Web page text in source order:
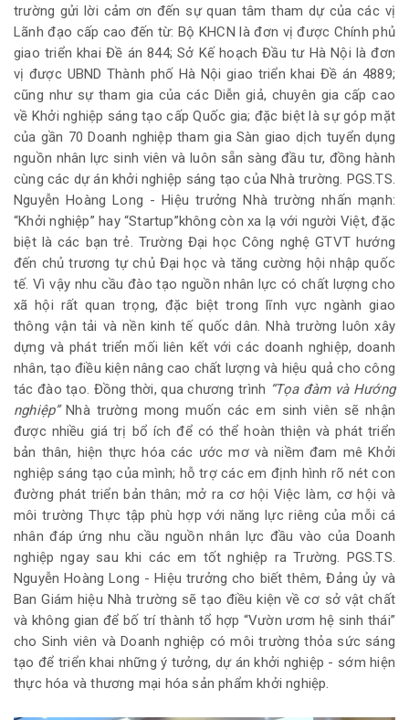
trường gửi lời cảm ơn đến sự quan tâm tham dự của các vị
Lãnh đạo cấp cao đến từ: Bộ KHCN là đơn vị được Chính phủ
giao triển khai Đề án 844; Sở Kế hoạch Đầu tư Hà Nội là đơn
vị được UBND Thành phố Hà Nội giao triển khai Đề án 4889;
cũng như sự tham gia của các Diễn giả, chuyên gia cấp cao
về Khởi nghiệp sáng tạo cấp Quốc gia; đặc biệt là sự góp mặt
của gần 70 Doanh nghiệp tham gia Sàn giao dịch tuyển dụng
nguồn nhân lực sinh viên và luôn sẵn sàng đầu tư, đồng hành
cùng các dự án khởi nghiệp sáng tạo của Nhà trường. PGS.TS.
Nguyễn Hoàng Long - Hiệu trưởng Nhà trường nhấn mạnh:
“Khởi nghiệp” hay “Startup”không còn xa lạ với người Việt, đặc
biệt là các bạn trẻ. Trường Đại học Công nghệ GTVT hướng
đến chủ trương tự chủ Đại học và tăng cường hội nhập quốc
tế. Vì vậy nhu cầu đào tạo nguồn nhân lực có chất lượng cho
xã hội rất quan trọng, đặc biệt trong lĩnh vực ngành giao
thông vận tải và nền kinh tế quốc dân. Nhà trường luôn xây
dựng và phát triển mối liên kết với các doanh nghiệp, doanh
nhân, tạo điều kiện nâng cao chất lượng và hiệu quả cho công
tác đào tạo. Đồng thời, qua chương trình “Tọa đàm và Hướng
nghiệp”Nhà trường mong muốn các em sinh viên sẽ nhận
được nhiều giá trị bổ ích để có thể hoàn thiện và phát triển
bản thân, hiện thực hóa các ước mơ và niềm đam mê Khởi
nghiệp sáng tạo của mình; hỗ trợ các em định hình rõ nét con
đường phát triển bản thân; mở ra cơ hội Việc làm, cơ hội và
môi trường Thực tập phù hợp với năng lực riêng của mỗi cá
nhân đáp ứng nhu cầu nguồn nhân lực đầu vào của Doanh
nghiệp ngay sau khi các em tốt nghiệp ra Trường. PGS.TS.
Nguyễn Hoàng Long - Hiệu trưởng cho biết thêm, Đảng ủy và
Ban Giám hiệu Nhà trường sẽ tạo điều kiện về cơ sở vật chất
và không gian để bố trí thành tổ hợp “Vườn ươm hệ sinh thái”
cho Sinh viên và Doanh nghiệp có môi trường thỏa sức sáng
tạo để triển khai những ý tưởng, dự án khởi nghiệp - sớm hiện
thực hóa và thương mại hóa sản phẩm khởi nghiệp.